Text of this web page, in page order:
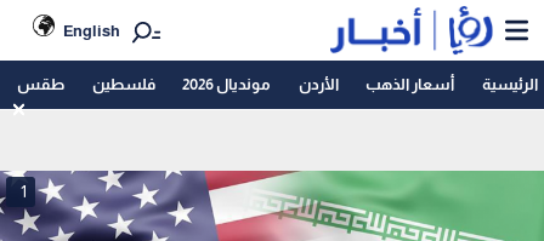
English
الرئيسية أسعار الذهب الأردن مونديال 2026 فلسطين طقس
1